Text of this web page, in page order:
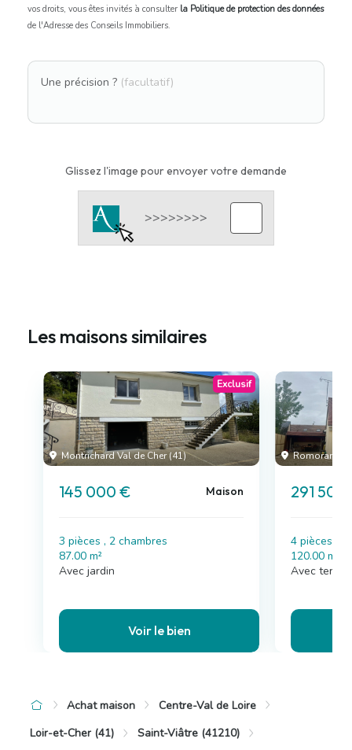
vos droits, vous êtes invités à consulter la Politique de protection des données
de l'Adresse des Conseils Immobiliers.
Une précision ? (facultatif)
Glissez l'image pour envoyer votre demande
Les maisons similaires
Montrichard Val de Cher (41)
Exclusif
145 000 € Maison
3 pièces , 2 chambres
87.00 m²
Avec jardin
Voir le bien
Romorantin-
291 500
4 pièces , 2
120.00 m²
Avec
Achat maison
Centre-Val de Loire
Loir-et-Cher (41)
Saint-Viâtre (41210)